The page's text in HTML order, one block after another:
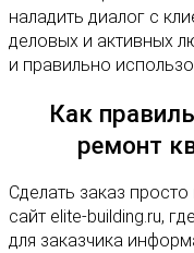
наладить диалог с
деловых и активных
и правильно
Как
ремонт
Сделать заказ
сайт elite-building.ru,
для заказчика